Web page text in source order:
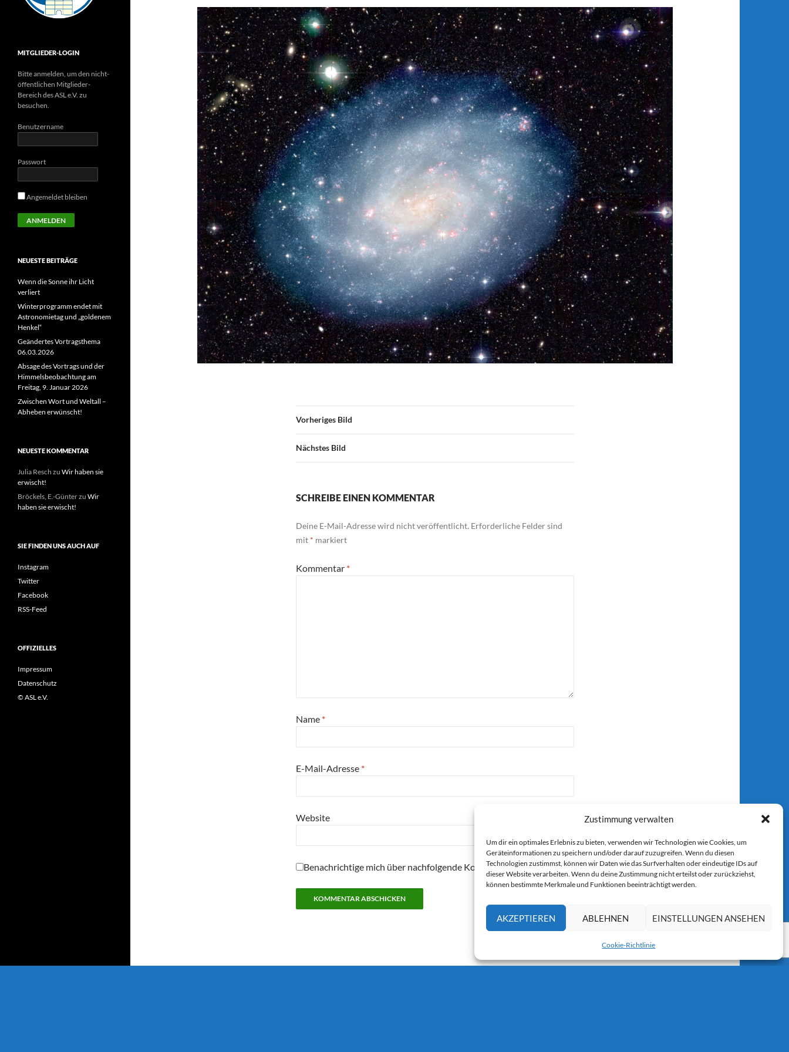
Zustimmung verwalten
Um dir ein optimales Erlebnis zu bieten, verwenden wir Technologien wie Cookies, um
Geräteinformationen zu speichern und/oder darauf zuzugreifen. Wenn du diesen
Technologien zustimmst, können wir Daten wie das Surfverhalten oder eindeutige IDs auf
dieser Website verarbeiten. Wenn du deine Zustimmung nicht erteilst oder zurückziehst,
können bestimmte Merkmale und Funktionen beeinträchtigt werden.
AKZEPTIEREN ABLEHNEN EINSTELLUNGEN ANSEHEN
Cookie-Richtlinie
Vorheriges Bild
Nächstes Bild
SCHREIBE EINEN KOMMENTAR
Deine E-Mail-Adresse wird nicht veröffentlicht. Erforderliche Felder sind
mit * markiert
Kommentar *
Name *
E-Mail-Adresse *
Website
Benachrichtige mich über nachfolgende Kommentare per E-Mail.
MITGLIEDER-LOGIN
Bitte anmelden, um den nicht-
öffentlichen Mitglieder-
Bereich des ASL e.V. zu
besuchen.
Benutzername
Passwort
Angemeldet bleiben
NEUESTE BEITRÄGE
Wenn die Sonne ihr Licht
verliert
Winterprogramm endet mit
Astronomietag und „goldenem
Henkel“
Geändertes Vortragsthema
06.03.2026
Absage des Vortrags und der
Himmelsbeobachtung am
Freitag, 9. Januar 2026
Zwischen Wort und Weltall –
Abheben erwünscht!
NEUESTE KOMMENTAR
Julia Resch zu Wir haben sie
erwischt!
Bröckels, E.-Günterzu Wir
haben sie erwischt!
SIE FINDEN UNS AUCH AUF
Instagram
Twitter
Facebook
RSS-Feed
OFFIZIELLES
Impressum
Datenschutz
© ASL e.V.